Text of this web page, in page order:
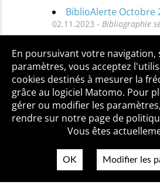
BiblioAlerte Octobre
02.11.2023 - Bibliographie
Toutes les
Qui sommes-nous ? Mentions
Politique de
En poursuivant votre navigation,
paramètres, vous acceptez
cookies destinés à mesurer la
grâce au logiciel Matomo. Pour
gérer ou modifier les
rendre sur notre page de
Vous êtes
OK Modifier les